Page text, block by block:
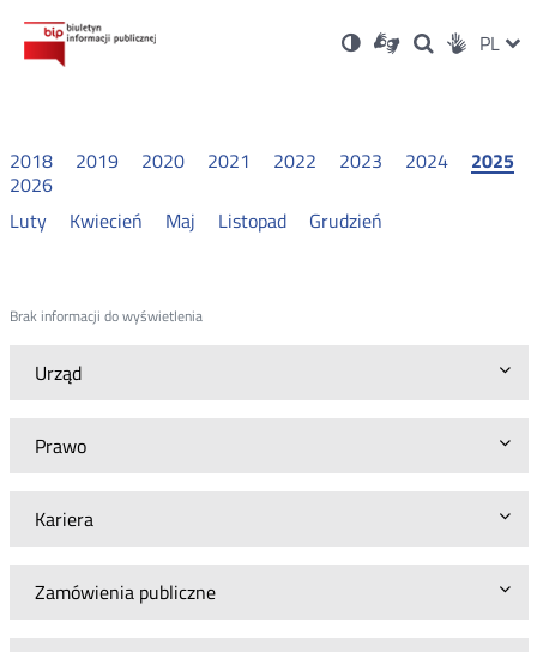
Ustawienia
Wersja
kontrastowa
Dla
niesłyszących
OtwórzOtwórz
w
Otwórz
w
Social PL
Urząd
Prawo
Kariera
Zamówienia publiczne
2018 2019 2020 2021 2022 2023 2024
2025
2026
Luty
Kwiecień Maj Listopad Grudzień
Brak informacji do wyświetlenia